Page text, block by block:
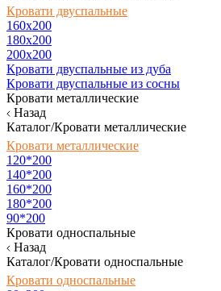
Кровати двуспальные
160х200
180x200
200x200
Кровати двуспальные из дуба
Кровати двуспальные из сосны
Кровати металлические
Назад
Каталог/Кровати металлические
Кровати металлические
120*200
140*200
160*200
180*200
90*200
Кровати односпальные
Назад
Каталог/Кровати односпальные
Кровати односпальные